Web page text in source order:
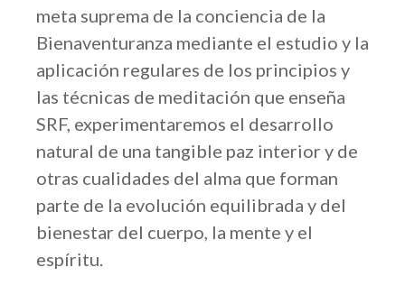
meta suprema de la conciencia de la
Bienaventuranza mediante el estudio y la
aplicación regulares de los principios y
las técnicas de meditación que enseña
SRF, experimentaremos el desarrollo
natural de una tangible paz interior y de
otras cualidades del alma que forman
parte de la evolución equilibrada y del
bienestar del cuerpo, la mente y el
espíritu.